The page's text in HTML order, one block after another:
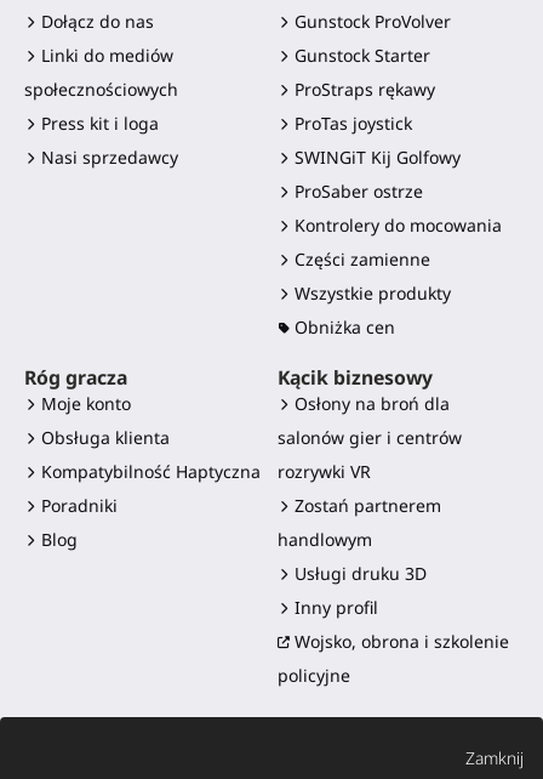
Dołącz do nas
Linki do mediów
społecznościowych
Press kit i loga
Nasi sprzedawcy
Gunstock ProVolver
Gunstock Starter
ProStraps rękawy
ProTas joystick
SWINGiT Kij Golfowy
ProSaber ostrze
Kontrolery do mocowania
Części zamienne
Wszystkie produkty
Obniżka cen
Róg gracza
Moje konto
Obsługa klienta
Kompatybilność Haptyczna
Poradniki
Blog
Kącik biznesowy
Osłony na broń dla
salonów gier i centrów
rozrywki VR
Zostań partnerem
handlowym
Usługi druku 3D
Inny profil
Wojsko, obrona i szkolenie
policyjne
Zamknij